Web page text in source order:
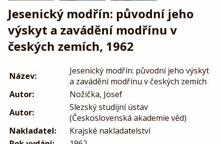
Jesenický modřín: původní jeho
výskyt a zavádění modřínu v
českých zemích, 1962
Název:
Jesenický modřín: původní jeho výskyt
a zavádění modřínu v českých zemích
Autor:
Nožička, Josef
Autor:
Slezský studijní ústav
(Československá akademie věd)
Nakladatel:
Krajské nakladatelství